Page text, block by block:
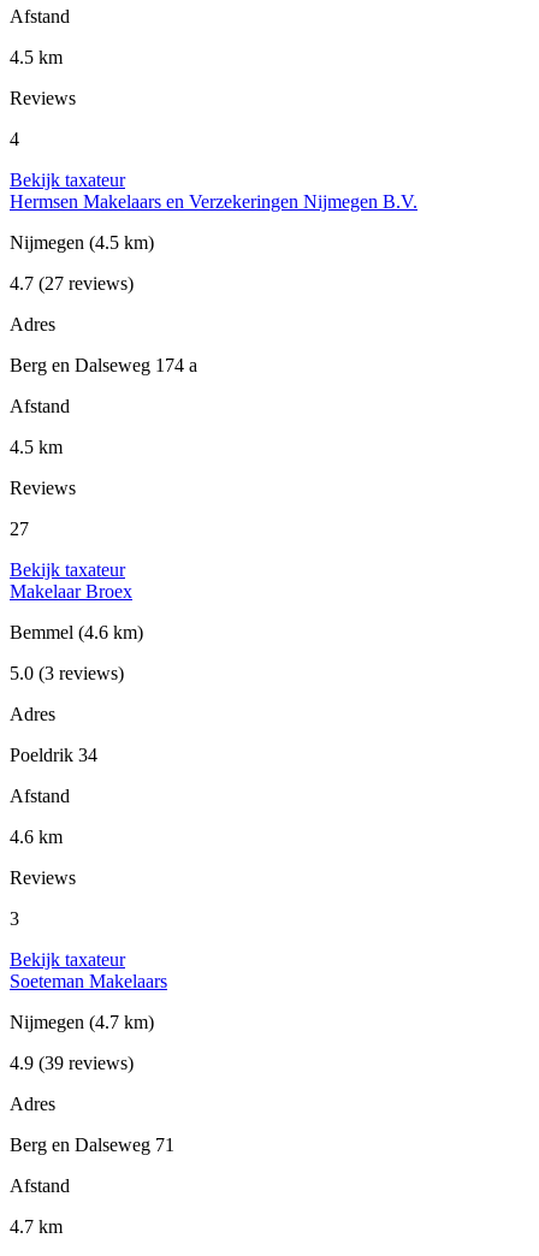
Afstand
4.5 km
Reviews
4
Bekijk taxateur
Hermsen Makelaars en Verzekeringen Nijmegen B.V.
Nijmegen (4.5 km)
4.7 (27 reviews)
Adres
Berg en Dalseweg 174 a
Afstand
4.5 km
Reviews
27
Bekijk taxateur
Makelaar Broex
Bemmel (4.6 km)
5.0 (3 reviews)
Adres
Poeldrik 34
Afstand
4.6 km
Reviews
3
Bekijk taxateur
Soeteman Makelaars
Nijmegen (4.7 km)
4.9 (39 reviews)
Adres
Berg en Dalseweg 71
Afstand
4.7 km